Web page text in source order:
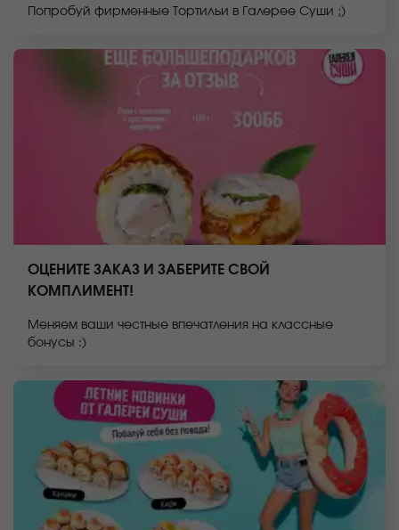
Попробуй фирменные Тортильи в Галерее Суши ;)
ОЦЕНИТЕ ЗАКАЗ И ЗАБЕРИТЕ СВОЙ
КОМПЛИМЕНТ!
Меняем ваши честные впечатления на классные
бонусы :)